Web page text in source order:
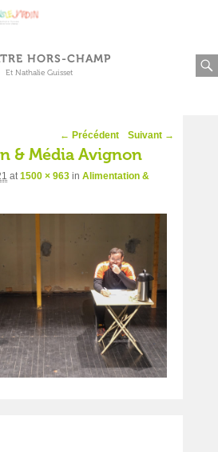
HORS-CHAMP
Et Nathalie Guisset
Navigation
d'image
← Précédent Suivant →
& Média Avignon
at1500 × 963 in Alimentation &